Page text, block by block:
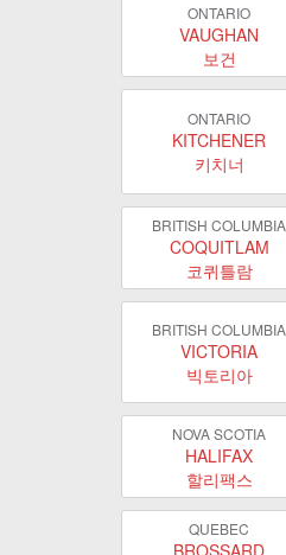
ONTARIO
VAUGHAN
보건
ONTARIO
KITCHENER
키치너
BRITISH COLUMBIA
COQUITLAM
코퀴틀람
BRITISH COLUMBIA
VICTORIA
빅토리아
NOVA SCOTIA
HALIFAX
할리팩스
QUEBEC
BROSSARD